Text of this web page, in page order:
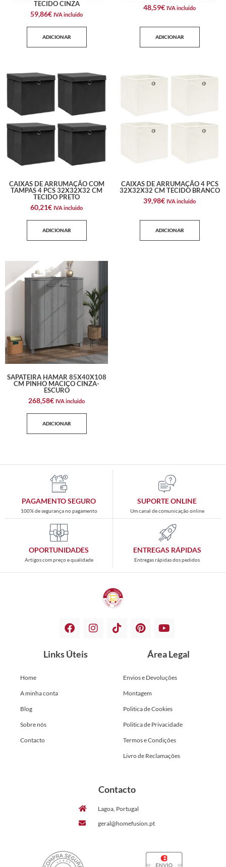
TECIDO CINZA
59,86€ IVA incluido
ADICIONAR
48,59€ IVA incluido
ADICIONAR
CAIXAS DE ARRUMAÇÃO COM
TAMPAS 4 PCS 32X32X32 CM
TECIDO PRETO
60,21€ IVA incluido
ADICIONAR
CAIXAS DE ARRUMAÇÃO 4 PCS
32X32X32 CM TECIDO BRANCO
39,98€ IVA incluido
ADICIONAR
SAPATEIRA HAMAR 85X40X108
CM PINHO MACIÇO CINZA-
ESCURO
268,58€ IVA incluido
ADICIONAR
PAGAMENTO SEGURO
100% de segurança no pagamento
SUPORTE ONLINE
Um canal de comunicação online
OPORTUNIDADES
Artigos com preço e qualidade
ENTREGAS RÁPIDAS
Entregas rápidas dos pedidos
Links Úteis
Home
A minha conta
Blog
Sobre nós
Contacto
Área Legal
Envios e Devoluções
Montagem
Politica de Cookies
Politica de Privacidade
Termos e Condições
Livro de Reclamações
Contacto
Lagoa, Portugal
geral@homefusion.pt